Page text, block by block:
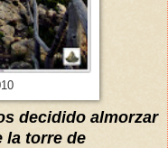
decidido almorzar
la torre de